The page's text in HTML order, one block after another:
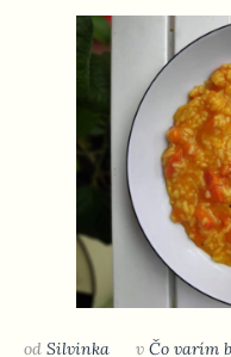
od Silvinka v Čo varím